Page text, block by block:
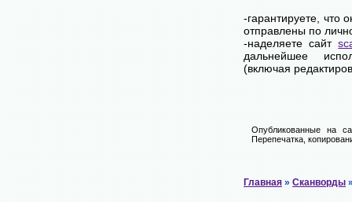
-гарантируете, что
отправлены по
-наделяете сайт
дальнейшее
(включая
Опубликованные на
Перепечатка,
Главная » Сканворды